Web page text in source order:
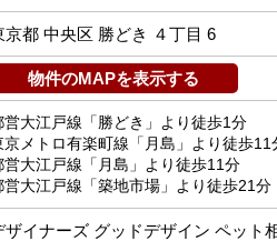
京都 中央区 勝どき ４丁目 6
物件のMAPを表示する
営大江戸線「勝どき」より徒歩1分
京メトロ有楽町線「月島」より徒歩11
営大江戸線「月島」より徒歩11分
営大江戸線「築地市場」より徒歩21分
ザイナーズ グッドデザイン ペット